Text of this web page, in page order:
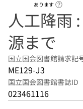
あります
人工降雨
源まで
国立国会図書館請求記
ME129-J3
国立国会図書館書誌ID
023461116